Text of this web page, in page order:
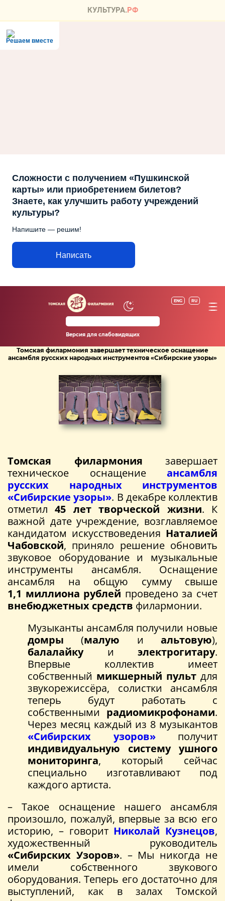
Решаем вместе
Сложности с получением «Пушкинской
карты» или приобретением билетов?
Знаете, как улучшить работу учреждений
культуры?
Напишите — решим!
Написать
ENG RU
Версия для слабовидящих
Томская филармония завершает техническое оснащение
ансамбля русских народных инструментов «Сибирские узоры»
Томская филармония завершает
техническое оснащение ансамбля
русских народных инструментов
«Сибирские узоры». В декабре коллектив
отметил45 лет творческой жизни. К
важной дате учреждение, возглавляемое
кандидатом искусствоведения Наталией
Чабовской, приняло решение обновить
звуковое оборудование и музыкальные
инструменты ансамбля. Оснащение
ансамбля на общую сумму свыше
1,1 миллиона рублей проведено за счет
внебюджетных средств филармонии.
Музыканты ансамбля получили новые
домры (малую иальтовую),
балалайкуи электрогитару.
Впервые коллектив имеет
собственный микшерный пульт для
звукорежиссёра, солистки ансамбля
теперь будут работать с
собственными радиомикрофонами.
Через месяц каждый из 8 музыкантов
«Сибирских узоров»
получит
индивидуальную
систему ушного
мониторинга, который сейчас
специально изготавливают под
каждого артиста.
– Такое оснащение нашего ансамбля
произошло, пожалуй, впервые за всю его
историю, – говорит Николай Кузнецов,
художественный руководитель
«Сибирских Узоров». – Мы никогда не
имели собственного звукового
оборудования. Теперь его достаточно для
выступлений, как в залах Томской